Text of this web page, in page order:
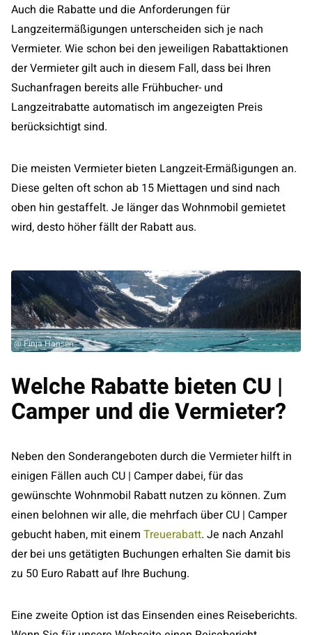
Auch die Rabatte und die Anforderungen für
Langzeitermäßigungen unterscheiden sich je nach
Vermieter. Wie schon bei den jeweiligen Rabattaktionen
der Vermieter gilt auch in diesem Fall, dass bei Ihren
Suchanfragen bereits alle Frühbucher- und
Langzeitrabatte automatisch im angezeigten Preis
berücksichtigt sind.
Die meisten Vermieter bieten Langzeit-Ermäßigungen an.
Diese gelten oft schon ab 15 Miettagen und sind nach
oben hin gestaffelt. Je länger das Wohnmobil gemietet
wird, desto höher fällt der Rabatt aus.
@ Finja Hansen
Welche Rabatte bieten CU |
Camper und die Vermieter?
Neben den Sonderangeboten durch die Vermieter hilft in
einigen Fällen auch CU | Camper dabei, für das
gewünschte Wohnmobil Rabatt nutzen zu können. Zum
einen belohnen wir alle, die mehrfach über CU | Camper
gebucht haben, mit einem Treuerabatt. Je nach Anzahl
der bei uns getätigten Buchungen erhalten Sie damit bis
zu 50 Euro Rabatt auf Ihre Buchung.
Eine zweite Option ist das Einsenden eines Reiseberichts.